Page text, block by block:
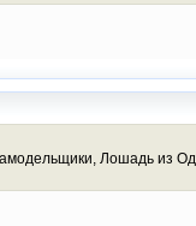
Лошадь из